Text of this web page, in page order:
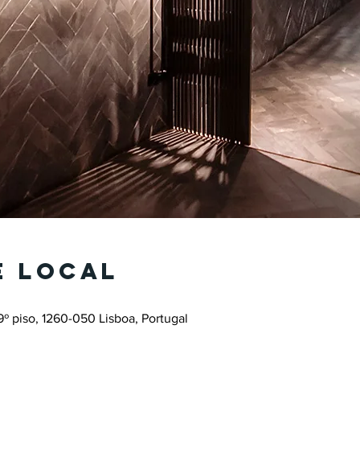
local
piso, 1260-050 Lisboa, Portugal